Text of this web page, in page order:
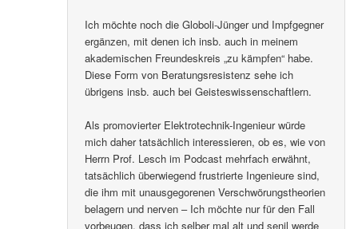
Ich möchte noch die Globoli-Jünger und Impfgegner
ergänzen, mit denen ich insb. auch in meinem
akademischen Freundeskreis „zu kämpfen“ habe.
Diese Form von Beratungsresistenz sehe ich
übrigens insb. auch bei Geisteswissenschaftlern.
Als promovierter Elektrotechnik-Ingenieur würde
mich daher tatsächlich interessieren, ob es, wie von
Herrn Prof. Lesch im Podcast mehrfach erwähnt,
tatsächlich überwiegend frustrierte Ingenieure sind,
die ihm mit unausgegorenen Verschwörungstheorien
belagern und nerven – Ich möchte nur für den Fall
vorbeugen, dass ich selber mal alt und senil werde